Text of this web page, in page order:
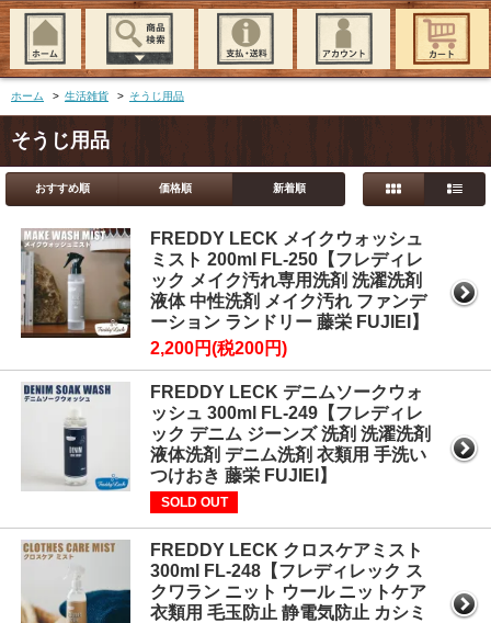
ホーム > 生活雑貨 > そうじ用品
そうじ用品
おすすめ順 価格順 新着順
FREDDY LECK メイクウォッシュ
ミスト 200ml FL-250【フレディレ
ック メイク汚れ専用洗剤 洗濯洗剤
液体 中性洗剤 メイク汚れ ファンデ
ーション ランドリー 藤栄 FUJIEI】
2,200円(税200円)
FREDDY LECK デニムソークウォ
ッシュ 300ml FL-249【フレディレ
ック デニム ジーンズ 洗剤 洗濯洗剤
液体洗剤 デニム洗剤 衣類用 手洗い
つけおき 藤栄 FUJIEI】
SOLD OUT
FREDDY LECK クロスケアミスト
300ml FL-248【フレディレック ス
クワラン ニット ウール ニットケア
衣類用 毛玉防止 静電気防止 カシミ